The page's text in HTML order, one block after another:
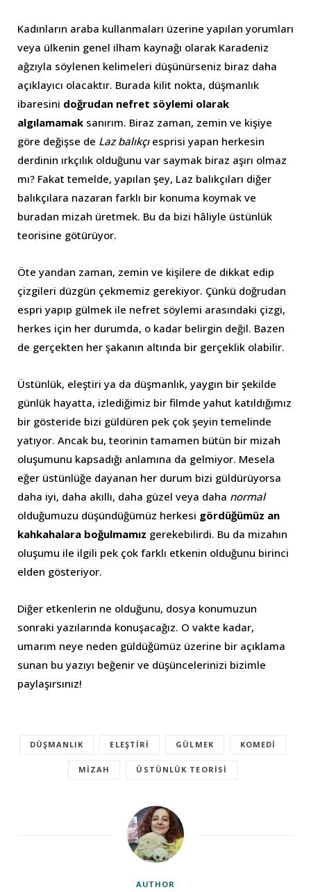
Kadınların araba kullanmaları üzerine yapılan yorumları
veya ülkenin genel ilham kaynağı olarak Karadeniz
ağzıyla söylenen kelimeleri düşünürseniz biraz daha
açıklayıcı olacaktır. Burada kilit nokta, düşmanlık
ibaresini doğrudan nefret söylemi olarak
algılamamak sanırım. Biraz zaman, zemin ve kişiye
göre değişse de Laz balıkçı esprisi yapan herkesin
derdinin ırkçılık olduğunu var saymak biraz aşırı olmaz
mı? Fakat temelde, yapılan şey, Laz balıkçıları diğer
balıkçılara nazaran farklı bir konuma koymak ve
buradan mizah üretmek. Bu da bizi hâliyle üstünlük
teorisine götürüyor.
Öte yandan zaman, zemin ve kişilere de dikkat edip
çizgileri düzgün çekmemiz gerekiyor. Çünkü doğrudan
espri yapıp gülmek ile nefret söylemi arasındaki çizgi,
herkes için her durumda, o kadar belirgin değil. Bazen
de gerçekten her şakanın altında bir gerçeklik olabilir.
Üstünlük, eleştiri ya da düşmanlık, yaygın bir şekilde
günlük hayatta, izlediğimiz bir filmde yahut katıldığımız
bir gösteride bizi güldüren pek çok şeyin temelinde
yatıyor. Ancak bu, teorinin tamamen bütün bir mizah
oluşumunu kapsadığı anlamına da gelmiyor. Mesela
eğer üstünlüğe dayanan her durum bizi güldürüyorsa
daha iyi, daha akıllı, daha güzel veya daha normal
olduğumuzu düşündüğümüz herkesi gördüğümüz an
kahkahalara boğulmamız gerekebilirdi. Bu da mizahın
oluşumu ile ilgili pek çok farklı etkenin olduğunu birinci
elden gösteriyor.
Diğer etkenlerin ne olduğunu, dosya konumuzun
sonraki yazılarında konuşacağız. O vakte kadar,
umarım neye neden güldüğümüz üzerine bir açıklama
sunan bu yazıyı beğenir ve düşüncelerinizi bizimle
paylaşırsınız!
DÜŞMANLIK ELEŞTIRI GÜLMEK KOMEDI
MIZAH ÜSTÜNLÜK TEORISI
AUTHOR